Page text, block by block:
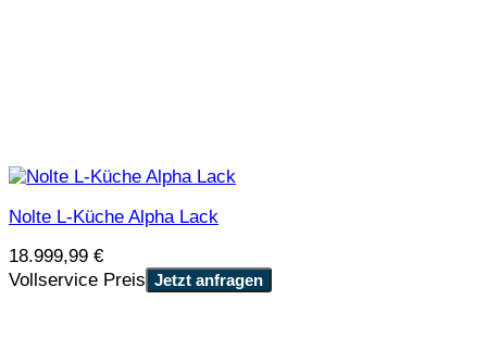
Nolte L-Küche Alpha Lack
18.999,99 €
Vollservice Preis Jetzt anfragen